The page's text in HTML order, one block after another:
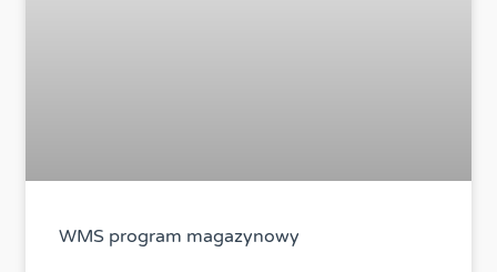
WMS program magazynowy